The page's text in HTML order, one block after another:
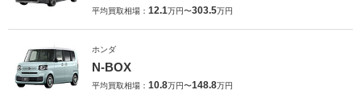
平均買取相場： 12.1万円〜303.5万円
ホンダ
N-BOX
平均買取相場： 10.8万円〜148.8万円